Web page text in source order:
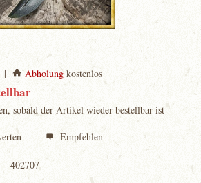
| Abholung kostenlos
sobald der Artikel wieder bestellbar ist
Empfehlen
402707